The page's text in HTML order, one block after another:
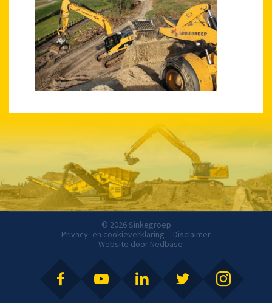
© 2026 Sinkegroep
Privacy- en cookieverklaring
Disclaimer
Website door Nedbase